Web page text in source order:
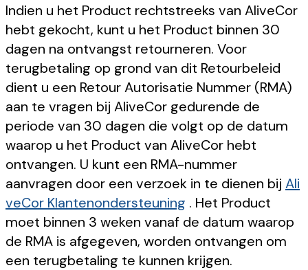
Indien u het Product rechtstreeks van AliveCor
hebt gekocht, kunt u het Product binnen 30
dagen na ontvangst retourneren. Voor
terugbetaling op grond van dit Retourbeleid
dient u een Retour Autorisatie Nummer (RMA)
aan te vragen bij AliveCor gedurende de
periode van 30 dagen die volgt op de datum
waarop u het Product van AliveCor hebt
ontvangen. U kunt een RMA-nummer
aanvragen door een verzoek in te dienen bij Ali
veCor Klantenondersteuning . Het Product
moet binnen 3 weken vanaf de datum waarop
de RMA is afgegeven, worden ontvangen om
een terugbetaling te kunnen krijgen.